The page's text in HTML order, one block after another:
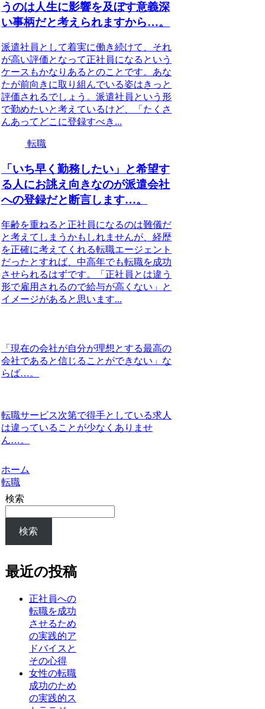
うのは人生に影響を及ぼす意義深
い事柄だと考えられますから…。
派遣社員として着実に働き続けて、それ
が高い評価となって正社員になるという
ケースもかなりあるとのことです。あな
たが前向きに取り組んでいる姿はきっと
評価されるでしょう。派遣社員という形
で勤めたいと考えているけど、「たくさ
んあってどこに登録すべき...
転職
「いち早く勤務したい」と希望す
る人にお誂え向きなのが派遣会社
への登録だと断言します…。
年齢を重ねると正社員になるのは難儀だ
と考えてしまうかもしれませんが、経歴
を正確に考えてくれる転職エージェント
だったとすれば、中高年でも転職を成功
させられるはずです。「正社員とは違う
形で雇用されるので給与が高くない」と
イメージがあると思います...
「現在の会社が自分が理想とする最高の
会社であると信じることができない」な
らば…。
転職サービス次第で得手としている求人
は違っていることが少なくありませ
ん…。
ホーム
転職
検索
検索
最近の投稿
正社員への
転職を成功
させるため
の実践的ア
ドバイスと
その心得
女性の転職
成功のため
の実践的ス